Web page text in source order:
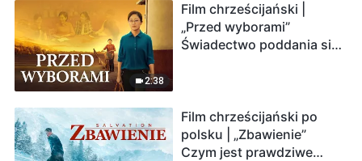
2:38
Film chrześcijański |
„Przed wyborami”
Świadectwo poddania się
Film chrześcijański po
polsku | „Zbawienie”
Czym jest prawdziwe